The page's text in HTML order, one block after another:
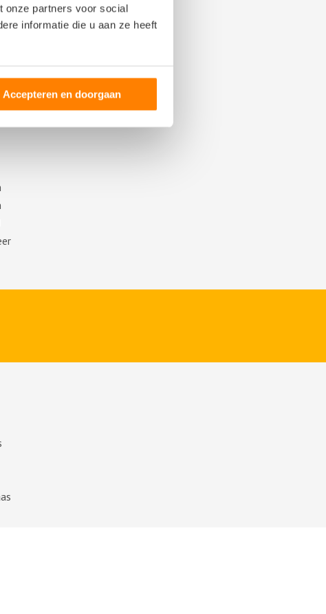
onze partners voor social
informatie die u aan ze heeft
Accepteren en doorgaan